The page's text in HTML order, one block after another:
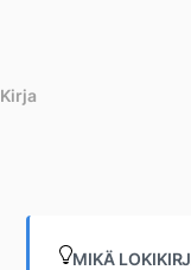
Kirja
MIKÄ